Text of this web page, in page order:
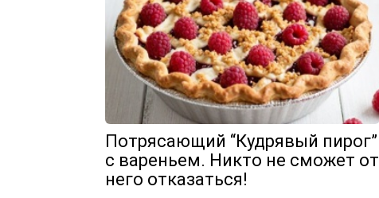
Потрясающий “Кудрявый пирог”
с вареньем. Никто не сможет от
него отказаться!